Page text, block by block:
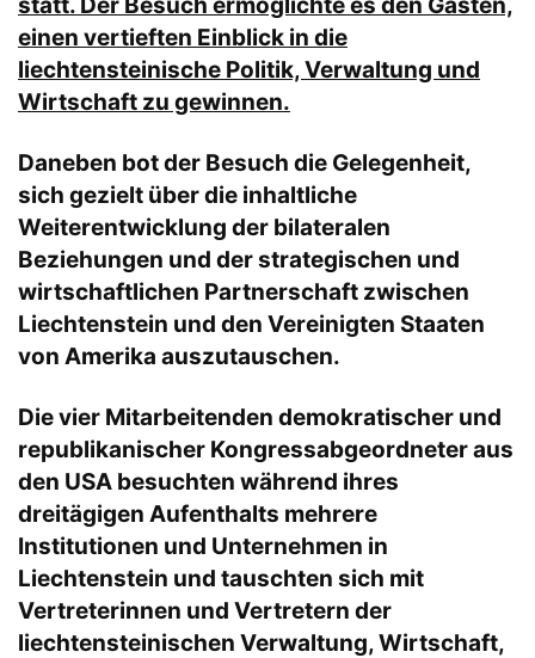
einen vertieften Einblick in die
liechtensteinische Politik, Verwaltung und
Wirtschaft zu gewinnen.
Daneben bot der Besuch die Gelegenheit,
sich gezielt über die inhaltliche
Weiterentwicklung der bilateralen
Beziehungen und der strategischen und
wirtschaftlichen Partnerschaft zwischen
Liechtenstein und den Vereinigten Staaten
von Amerika auszutauschen.
Die vier Mitarbeitenden demokratischer und
republikanischer Kongressabgeordneter aus
den USA besuchten während ihres
dreitägigen Aufenthalts mehrere
Institutionen und Unternehmen in
Liechtenstein und tauschten sich mit
Vertreterinnen und Vertretern der
liechtensteinischen Verwaltung, Wirtschaft,